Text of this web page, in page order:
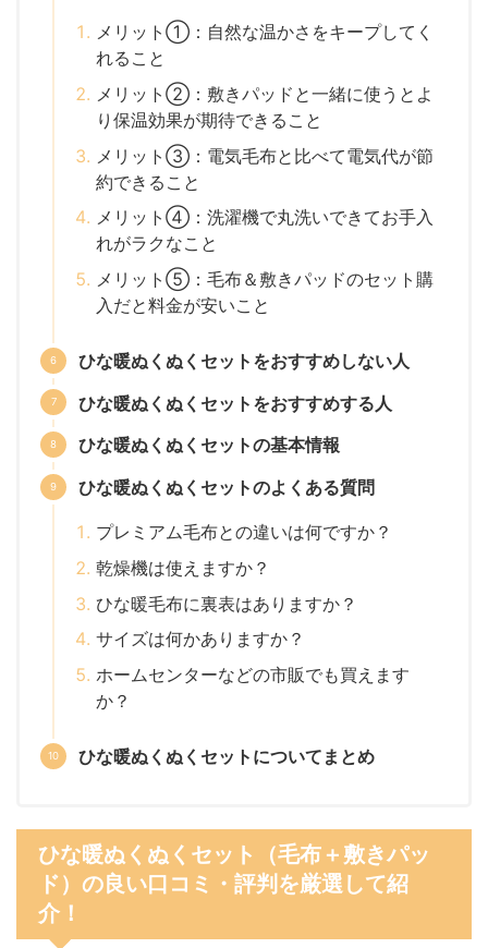
メリット①：自然な温かさをキープしてく
れること
メリット②：敷きパッドと一緒に使うとよ
り保温効果が期待できること
メリット③：電気毛布と比べて電気代が節
約できること
メリット④：洗濯機で丸洗いできてお手入
れがラクなこと
メリット⑤：毛布＆敷きパッドのセット購
入だと料金が安いこと
ひな暖ぬくぬくセットをおすすめしない人
ひな暖ぬくぬくセットをおすすめする人
ひな暖ぬくぬくセットの基本情報
ひな暖ぬくぬくセットのよくある質問
プレミアム毛布との違いは何ですか？
乾燥機は使えますか？
ひな暖毛布に裏表はありますか？
サイズは何かありますか？
ホームセンターなどの市販でも買えます
か？
ひな暖ぬくぬくセットについてまとめ
ひな暖ぬくぬくセット（毛布＋敷きパッ
ド）の良い口コミ・評判を厳選して紹
介！